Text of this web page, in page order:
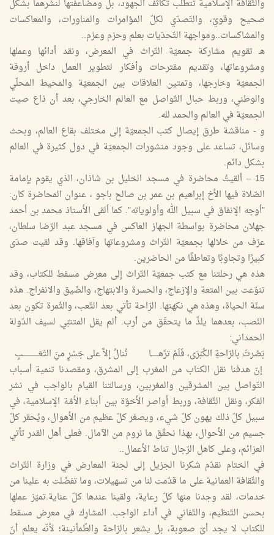
والثّقافة الإسلامية تتطلّب تكاثف الجهود، بل ومضاعفتها لنشرهما بشكل
صحيح وقويّ، والتّصدّي لكلّ المؤامرات والمناورات، والمعاكسات
والمشاكسات..ومواجهة التّحدّيات بعلم وحزم وعزم..
هـ تقويم مشاركة جمعيّة التّراث في المعرض، ونقد أدائها وعملها
ومشروعاتها، وتقديم مقترحات وأفكار لتطوير العمل داخل أروقة
الجمعيّة وخارجها، وتمتين العلاقات بين الجمعيّة والمحيط المحلّي
والوطني، وربط حبال التّواصل مع العالم الخارجي، بعد أن ذاع صيت
الجمعيّة في العالم والحمد لله.
و - مناقشة طرق إيصال كتب الجمعيّة إلى مختلف بقاع العالم، وبحث
وسائل، تساعد على وجود منشورات الجمعيّة في دول كثيرة في العالم
بشكل دائم.
15 – ألقيتُ محاضرة في مسجد الخليل بن شاذان، الذي يقوم بإمامة
الصّلاة فيها الأخ إبراهيم بن عمر بن صالح باجو ، عنوان المحاضرة كان:
"أوجه الإنفاق في سبيل الله وأولوياته". كما ألقى الأستاذ محمد بن أحمد
جهلان محاضرة بواسطة الجهاز العاكس في مسجد عبد الرّضا سلطان،
عرّف من خلالها بجمعيّة التّراث ومشروعاتها وآفاقها. وقد لقيت صدَى
كبيرًا وتجاوبًا وتعاطفًا من الحاضرين.
هذه هي رحلتنا مع كتب جمعيّة التّراث إلى معرض مسقط للكتاب، وقد
تنوّعت بين المتعة والإزعاج، والحسرة والابتهاج، والضّيق والانفراج. هذه
سنّة الحياة، وهذه هي نكهتها. الرّاحة تأتي بعد التّعب، والثّمرة تكون بعد
النّصب، بعدهما يلذّ ما يتحقّق من أرب. ألم يقل المتنبّي لسيف الدّولة
الحمداني:
بَصُرتَ بالرّاحةِ الكُبْرَى، فَلَمْ ترََهــــــا
تُنالُ إلاَّ على جَسْرٍ منَِ التّعَـــــــــــــبِ
إنّ هدفنا نقل الكتاب من المغرب إلى المشرق، ومقصدنا تنمية أسباب
التّواصل بين المشرقين والمغربين، ورسالتنا القيام بالواجب في نشر
الفكر، ونقل الثّقافة، وربط أواصر الأخوّة بين أبناء الأمّة الإسلامية، في
سبيل كلّ ذلك يهون كلّ شيء، ويصغر كلّ عظيم من الأهوال، ويُحقر كلّ
جسيم من الأحوال، بهذا نحقّق ما نروم من الآمال. فعلى أهل القدر تأتي
العزائم، وعلى كاهل الرّجال تناط الأعمال..
في الختام نقدّم شكرنا الجزيل إلى لجنة المعارض في وزارة التّراث
والثّقافة العمانية على ما قدّمت لنا من تسهيلات، وما تفضّلت به علينا من
خدمات، لقد وجدنا منها كلّ رعاية، ولقينا عندها كلّ عناية.تميّز عملها
بحسن التّنظيم، والتّفاني في أداء الواجب. المشارِك في معرض مسقط
للكتاب لا يجد أيّ صعوبة، بل يشعر بالرّاحة والطّمأنينة؛ لأنّه يعلم أنّ